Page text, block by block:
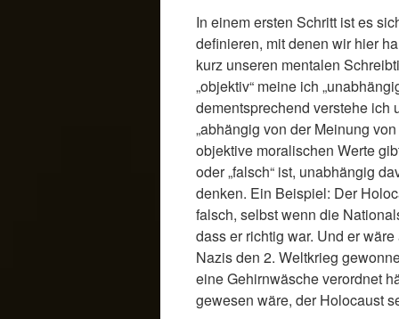
In einem ersten Schritt ist es
definieren, mit denen wir hier
kurz unseren mentalen
„objektiv“ meine ich
dementsprechend verstehe ich
„abhängig von der Meinung
objektive moralischen Werte
oder „falsch“ ist, unabhängig
denken. Ein Beispiel: Der
falsch, selbst wenn die
dass er richtig war. Und er
Nazis den 2. Weltkrieg
eine Gehirnwäsche verordnet
gewesen wäre, der Holocaust